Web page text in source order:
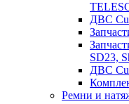
ДВС
SD23,
ДВС
Ремни и